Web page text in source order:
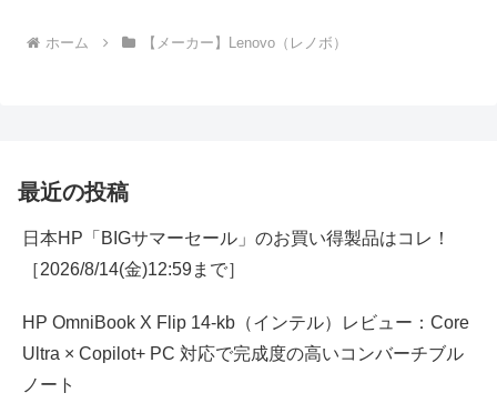
ホーム 【メーカー】Lenovo（レノボ）
最近の投稿
日本HP「BIGサマーセール」のお買い得製品はコレ！
［2026/8/14(金)12:59まで］
HP OmniBook X Flip 14-kb（インテル）レビュー：Core
Ultra × Copilot+ PC 対応で完成度の高いコンバーチブル
ノート